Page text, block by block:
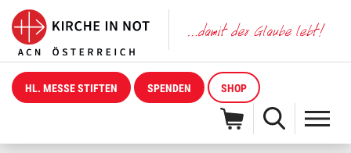
HL. MESSE STIFTEN SPENDEN SHOP